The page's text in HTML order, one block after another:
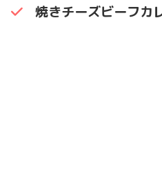
焼きチーズビーフカ